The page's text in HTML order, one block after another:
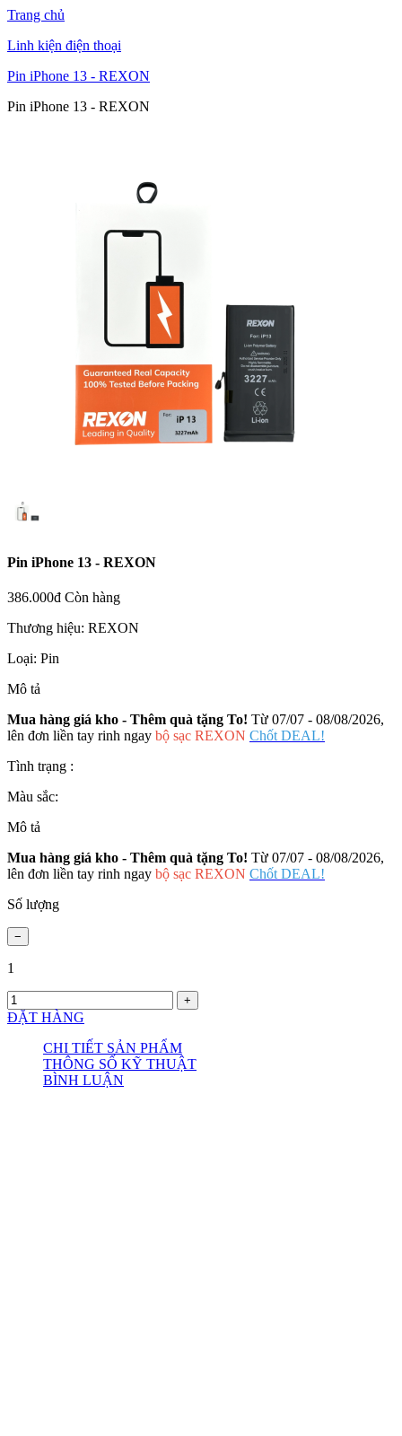
Trang chủ
Linh kiện điện thoại
Pin iPhone 13 - REXON
Pin iPhone 13 - REXON
Pin iPhone 13 - REXON
386.000đ Còn hàng
Thương hiệu: REXON
Loại: Pin
Mô tả
Mua hàng giá kho - Thêm quà tặng To! Từ 07/07 - 08/08/2026,
lên đơn liền tay rinh ngay bộ sạc REXON Chốt DEAL!
Tình trạng :
Màu sắc:
Mô tả
Mua hàng giá kho - Thêm quà tặng To! Từ 07/07 - 08/08/2026,
lên đơn liền tay rinh ngay bộ sạc REXON Chốt DEAL!
Số lượng
1
ĐẶT HÀNG
CHI TIẾT SẢN PHẨM
THÔNG SỐ KỸ THUẬT
BÌNH LUẬN